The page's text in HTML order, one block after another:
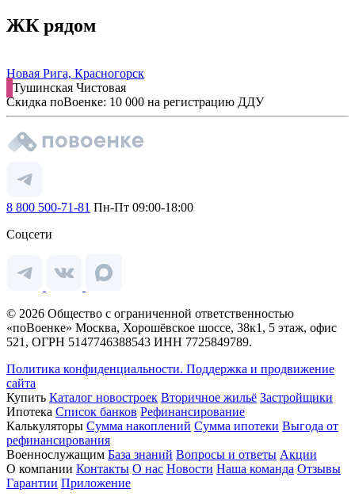
ЖК рядом
Новая Рига, Красногорск
Тушинская Чистовая
Скидка поВоенке: 10 000 на регистрацию ДДУ
8 800 500-71-81 Пн-Пт 09:00-18:00
Соцсети
© 2026 Общество с ограниченной ответственностью
«поВоенке» Москва, Хорошёвское шоссе, 38к1, 5 этаж, офис
521, ОГРН 5147746388543 ИНН 7725849789.
Политика конфиденциальности. Поддержка и продвижение
сайта
Купить Каталог новостроек Вторичное жильё Застройщики
Ипотека Список банков Рефинансирование
Калькуляторы Сумма накоплений Сумма ипотеки Выгода от
рефинансирования
Военнослужащим База знаний Вопросы и ответы Акции
О компании Контакты О нас Новости Наша команда Отзывы
Гарантии Приложение